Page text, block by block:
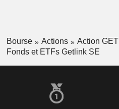
Bourse Actions
Action GET
Fonds et ETFs Getlink SE